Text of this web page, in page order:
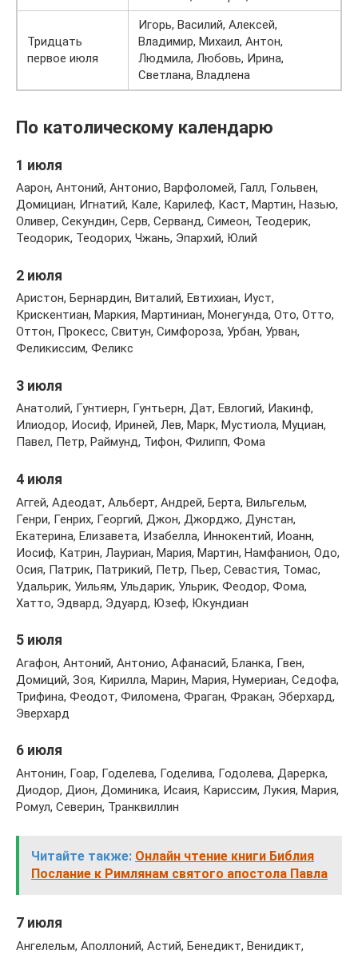
Тридцать
первое июля
Игорь, Василий, Алексей,
Владимир, Михаил, Антон,
Людмила, Любовь, Ирина,
Светлана, Владлена
По католическому календарю
1 июля
Аарон, Антоний, Антонио, Варфоломей, Галл, Гольвен,
Домициан, Игнатий, Кале, Карилеф, Каст, Мартин, Назью,
Оливер, Секундин, Серв, Серванд, Симеон, Теодерик,
Теодорик, Теодорих, Чжань, Эпархий, Юлий
2 июля
Аристон, Бернардин, Виталий, Евтихиан, Иуст,
Крискентиан, Маркия, Мартиниан, Монегунда, Ото, Отто,
Оттон, Прокесс, Свитун, Симфороза, Урбан, Урван,
Феликиссим, Феликс
3 июля
Анатолий, Гунтиерн, Гунтьерн, Дат, Евлогий, Иакинф,
Илиодор, Иосиф, Ириней, Лев, Марк, Мустиола, Муциан,
Павел, Петр, Раймунд, Тифон, Филипп, Фома
4 июля
Аггей, Адеодат, Альберт, Андрей, Берта, Вильгельм,
Генри, Генрих, Георгий, Джон, Джорджо, Дунстан,
Екатерина, Елизавета, Изабелла, Иннокентий, Иоанн,
Иосиф, Катрин, Лауриан, Мария, Мартин, Намфанион, Одо,
Осия, Патрик, Патрикий, Петр, Пьер, Севастия, Томас,
Удальрик, Уильям, Ульдарик, Ульрик, Феодор, Фома,
Хатто, Эдвард, Эдуард, Юзеф, Юкундиан
5 июля
Агафон, Антоний, Антонио, Афанасий, Бланка, Гвен,
Домиций, Зоя, Кирилла, Марин, Мария, Нумериан, Седофа,
Трифина, Феодот, Филомена, Фраган, Фракан, Эберхард,
Эверхард
6 июля
Антонин, Гоар, Годелева, Годелива, Годолева, Дарерка,
Диодор, Дион, Доминика, Исаия, Кариссим, Лукия, Мария,
Ромул, Северин, Транквиллин
Читайте также: Онлайн чтение книги Библия
Послание к Римлянам святого апостола Павла
7 июля
Ангелельм, Аполлоний, Астий, Бенедикт, Венидикт,